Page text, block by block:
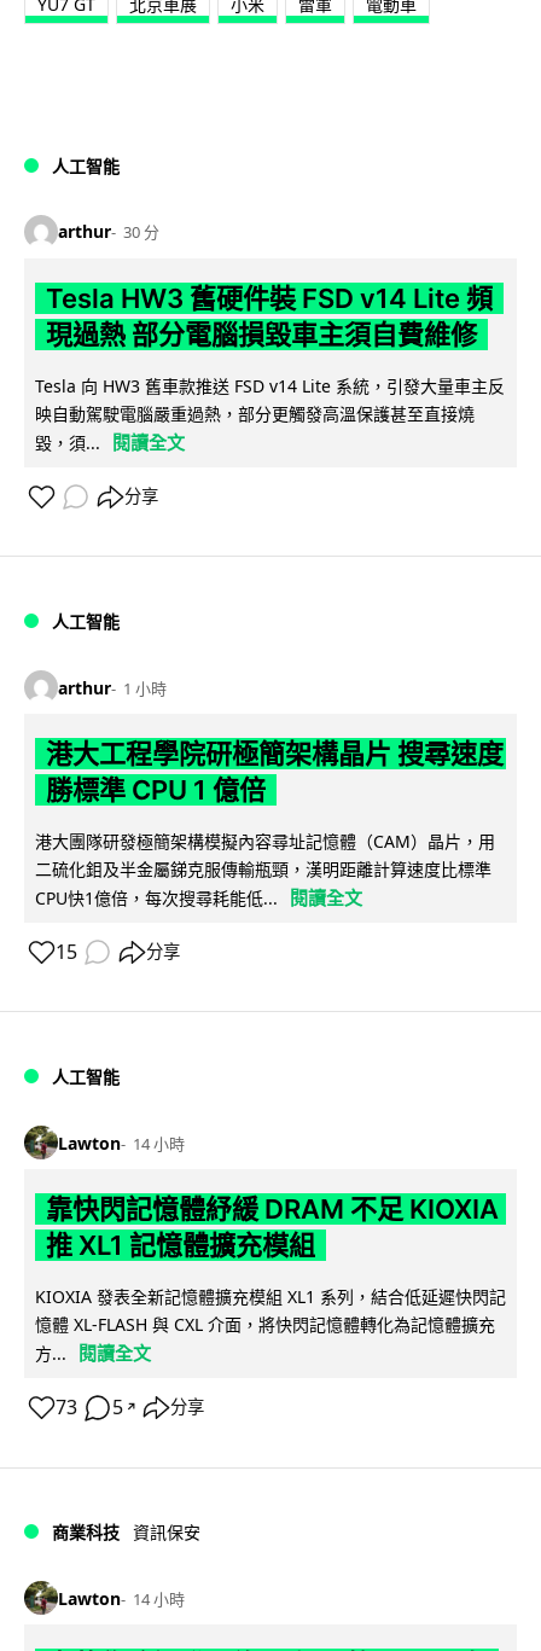
人工智能
arthur 30 分
Tesla HW3 舊硬件裝 FSD v14 Lite 頻
現過熱 部分電腦損毀車主須自費維修
Tesla 向 HW3 舊車款推送 FSD v14 Lite 系統，引發大量車主反
映自動駕駛電腦嚴重過熱，部分更觸發高溫保護甚至直接燒
毀，須...
閱讀全文
分享
人工智能
arthur 1 小時
港大工程學院研極簡架構晶片 搜尋速度
勝標準 CPU 1 億倍
港大團隊研發極簡架構模擬內容尋址記憶體（CAM）晶片，用
二硫化鉬及半金屬銻克服傳輸瓶頸，漢明距離計算速度比標準
CPU快1億倍，每次搜尋耗能低...
閱讀全文
15 分享
人工智能
Lawton 14 小時
靠快閃記憶體紓緩 DRAM 不足 KIOXIA
推 XL1 記憶體擴充模組
KIOXIA 發表全新記憶體擴充模組 XL1 系列，結合低延遲快閃記
憶體 XL-FLASH 與 CXL 介面，將快閃記憶體轉化為記憶體擴充
方...
閱讀全文
73 5 ↗ 分享
商業科技 資訊保安
Lawton 14 小時